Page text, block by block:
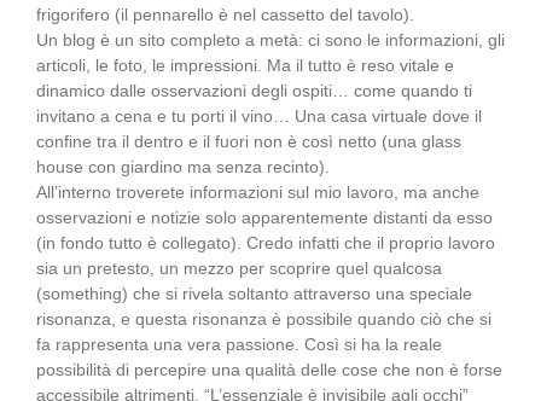
frigorifero (il pennarello è nel cassetto del tavolo).
Un blog è un sito completo a metà: ci sono le informazioni, gli
articoli, le foto, le impressioni. Ma il tutto è reso vitale e
dinamico dalle osservazioni degli ospiti… come quando ti
invitano a cena e tu porti il vino… Una casa virtuale dove il
confine tra il dentro e il fuori non è così netto (una glass
house con giardino ma senza recinto).
All’interno troverete informazioni sul mio lavoro, ma anche
osservazioni e notizie solo apparentemente distanti da esso
(in fondo tutto è collegato). Credo infatti che il proprio lavoro
sia un pretesto, un mezzo per scoprire quel qualcosa
(something) che si rivela soltanto attraverso una speciale
risonanza, e questa risonanza è possibile quando ciò che si
fa rappresenta una vera passione. Così si ha la reale
possibilità di percepire una qualità delle cose che non è forse
accessibile altrimenti. “L’essenziale è invisibile agli occhi”